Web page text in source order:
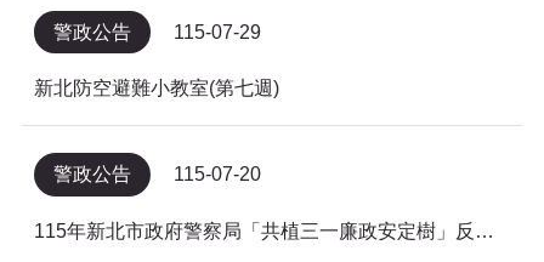
警政公告 115-07-29
新北防空避難小教室(第七週)
警政公告 115-07-20
115年新北市政府警察局「共植三一廉政安定樹」反貪倡廉有獎徵答得獎名單公告